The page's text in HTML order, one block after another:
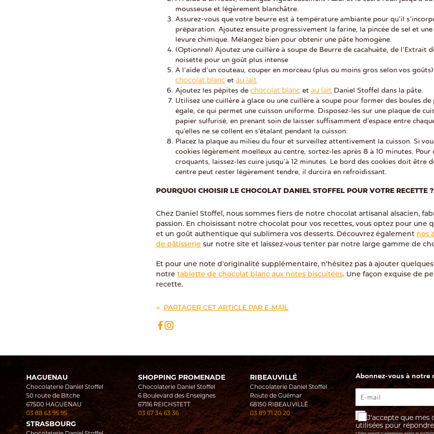
mousseuse et légèrement blanchâtre.
Assurez-vous que votre beurre est à température ambiante pour qu’il
préparation. Ajoutez ensuite progressivement la farine, la pincée de sel et
levure chimique. Mélangez bien pour obtenir une pâte homogène.
(Optionnel) Ajoutez une cuillère à soupe de Beurre de cacahuète, de l’Extrait
noisette pour un goût plus intense
A l’aide d’un couteau, couper en morceau (plus ou moins gros selon vos
chocolat blanc et au lait
Ajoutez les pépites de chocolat blanc et au lait Daniel Stoffel dans la pâte.
Utilisez une cuillère à glace ou une cuillère à soupe pour former des boules
égale, ce qui permet une cuisson uniforme. Disposez-les sur une plaque de
papier sulfurisé, en prenant soin de laisser suffisamment d’espace entre
qu’elles ne se collent en s’étalant pendant la cuisson.
Placez la plaque au milieu du four et surveillez attentivement la cuisson. Si
cookies légèrement moelleux au centre, sortez-les après 8 à 10 minutes. Pour
croquants, laissez-les cuire jusqu’à 12 minutes. Le bord des cookies doit être
centre peut rester légèrement tendre, il durcira en refroidissant.
POURQUOI CHOISIR LE CHOCOLAT DANIEL STOFFEL POUR VOTRE RECETTE ?
Chez Daniel Stoffel, nous sommes fiers de notre chocolat artisanal alsacien,
passion. En choisissant notre chocolat pour vos recettes, vous optez pour une
et un goût authentique qui sublimera vos desserts. Découvrez également nos
de pâtisserie sur notre site et laissez-vous tenter par notre large gamme de
Et pour une note d'originalité supplémentaire, n'hésitez pas à ajouter
notre tablette de chocolat blanc aux notes biscuitées. Une façon exquise de
recette.
PARTAGER CET ARTICLE PAR E-MAIL
HAGUENAU
Chocolaterie Daniel Stoffel
50 route de Bitche
67500 HAGUENAU
03 88 63 95 95
SHOPPING PROMENADE
Chocolaterie Daniel Stoffel
6 Boulevard des Enseignes
67116 REICHSTETT
03 67 34 63 36
RIBEAUVILLÉ
Chocolaterie Daniel Stoffel
Route de Guémar
68150 RIBEAUVILLÉ
03 89 71 20 20
STRASBOURG
Abonnez-vous à notre
J'accepte que mes
utilisées pour